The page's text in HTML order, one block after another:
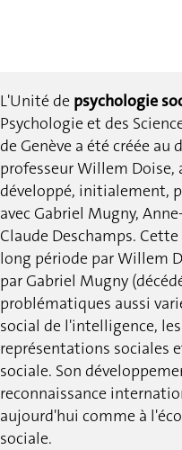
L'Unité de psychologie
Psychologie et des
de Genève a été créée au
professeur Willem Doise,
développé, initialement,
avec Gabriel Mugny,
Claude Deschamps.
long période par Willem
par Gabriel Mugny
problématiques aussi
social de l'intelligence,
représentations sociales
sociale. Son
reconnaissance
aujourd'hui comme à
sociale.